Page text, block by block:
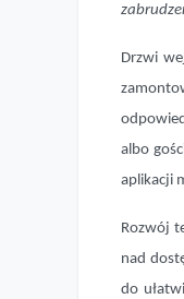
Drzwi
albo
aplikacji
Rozwój
nad
do